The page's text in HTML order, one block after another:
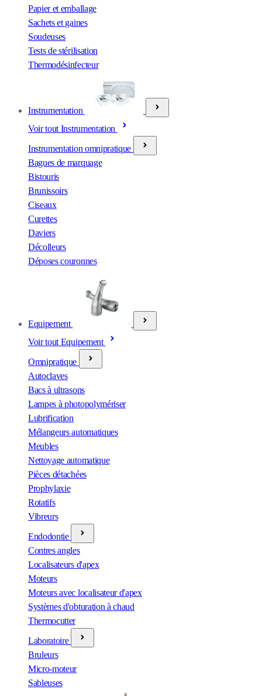
Papier et emballage
Sachets et gaines
Soudeuses
Tests de stérilisation
Thermodésinfecteur
Instrumentation
Voir tout Instrumentation
Instrumentation omnipratique
Bagues de marquage
Bistouris
Brunissoirs
Ciseaux
Curettes
Daviers
Décolleurs
Déposes couronnes
Equipement
Voir tout Equipement
Omnipratique
Autoclaves
Bacs à ultrasons
Lampes à photopolymériser
Lubrification
Mélangeurs automatiques
Meubles
Nettoyage automatique
Pièces détachées
Prophylaxie
Rotatifs
Vibreurs
Endodontie
Contres angles
Localisateurs d'apex
Moteurs
Moteurs avec localisateur d'apex
Systèmes d'obturation à chaud
Thermocutter
Laboratoire
Bruleurs
Micro-moteur
Sableuses